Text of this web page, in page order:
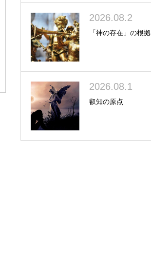
2026.08.2
「神の存在」の根
2026.08.1
叡知の原点